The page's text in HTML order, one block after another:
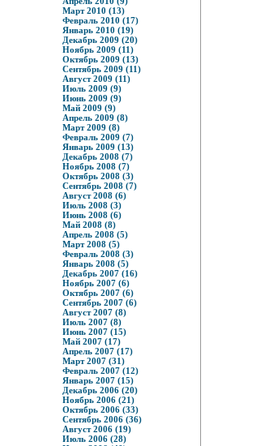
Март 2010 (13)
Февраль 2010 (17)
Январь 2010 (19)
Декабрь 2009 (20)
Ноябрь 2009 (11)
Октябрь 2009 (13)
Сентябрь 2009 (11)
Август 2009 (11)
Июль 2009 (9)
Июнь 2009 (9)
Май 2009 (9)
Апрель 2009 (8)
Март 2009 (8)
Февраль 2009 (7)
Январь 2009 (13)
Декабрь 2008 (7)
Ноябрь 2008 (7)
Октябрь 2008 (3)
Сентябрь 2008 (7)
Август 2008 (6)
Июль 2008 (3)
Июнь 2008 (6)
Май 2008 (8)
Апрель 2008 (5)
Март 2008 (5)
Февраль 2008 (3)
Январь 2008 (5)
Декабрь 2007 (16)
Ноябрь 2007 (6)
Октябрь 2007 (6)
Сентябрь 2007 (6)
Август 2007 (8)
Июль 2007 (8)
Июнь 2007 (15)
Май 2007 (17)
Апрель 2007 (17)
Март 2007 (31)
Февраль 2007 (12)
Январь 2007 (15)
Декабрь 2006 (20)
Ноябрь 2006 (21)
Октябрь 2006 (33)
Сентябрь 2006 (36)
Август 2006 (19)
Июль 2006 (28)